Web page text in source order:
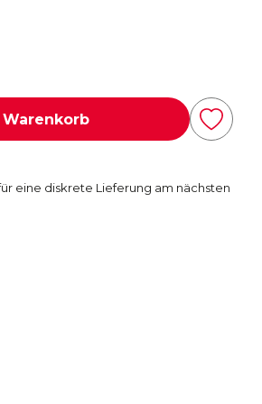
eine diskrete Lieferung am nächsten